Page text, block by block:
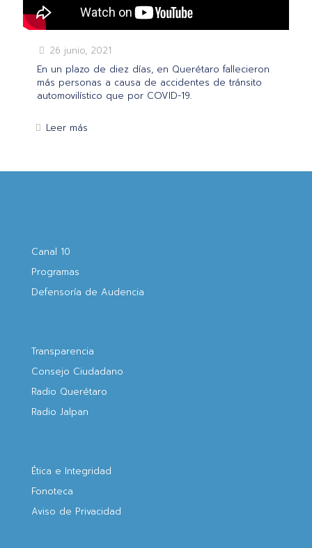
26 junio, 2021
En un plazo de diez días, en Querétaro fallecieron
más personas a causa de accidentes de tránsito
automovilístico que por COVID-19.
Leer más
Canal 10
Programas
Defensoría de Audencia
Transparencia
Consejo Ciudadano
Radio Querétaro
Radio Jalpan
Ética e Integridad
Fonoteca
Aviso de Privacidad